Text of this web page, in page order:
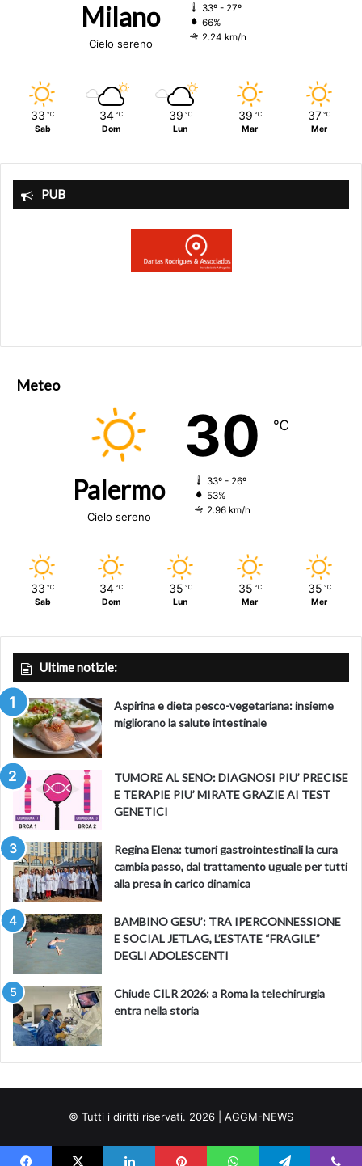
Milano
Cielo sereno
33º - 27º
66%
2.24 km/h
33 ℃
Sab
34 ℃
Dom
39 ℃
Lun
39 ℃
Mar
37 ℃
Mer
PUB
Meteo
Palermo
Cielo sereno
30 ℃
33º - 26º
53%
2.96 km/h
33 ℃
Sab
34 ℃
Dom
35 ℃
Lun
35 ℃
Mar
35 ℃
Mer
Ultime notizie:
Aspirina e dieta pesco-vegetariana: insieme
migliorano la salute intestinale
TUMORE AL SENO: DIAGNOSI PIU’ PRECISE
E TERAPIE PIU’ MIRATE GRAZIE AI TEST
GENETICI
Regina Elena: tumori gastrointestinali la cura
cambia passo, dal trattamento uguale per tutti
alla presa in carico dinamica
BAMBINO GESU’: TRA IPERCONNESSIONE
E SOCIAL JETLAG, L’ESTATE “FRAGILE”
DEGLI ADOLESCENTI
Chiude CILR 2026: a Roma la telechirurgia
entra nella storia
© Tutti i diritti riservati. 2026 | AGGM-NEWS